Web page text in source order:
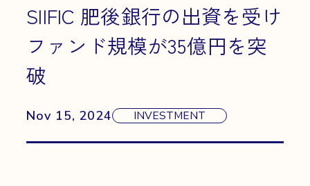
SIIFIC 肥後銀行の出資を受け
ファンド規模が35億円を突
破
Nov 15, 2024 INVESTMENT